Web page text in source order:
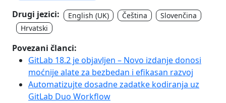
Drugi jezici: English (UK) Čeština
Slovenčina
Hrvatski
Povezani članci:
GitLab 18.2 je objavljen – Novo izdanje donosi
moćnije alate za bezbedan i efikasan razvoj
Automatizujte dosadne zadatke kodiranja uz
GitLab Duo Workflow